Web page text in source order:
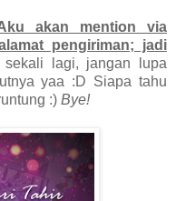
akan mention via
pengiriman; jadi
lagi, jangan lupa
yaa :D Siapa tahu
:) Bye!